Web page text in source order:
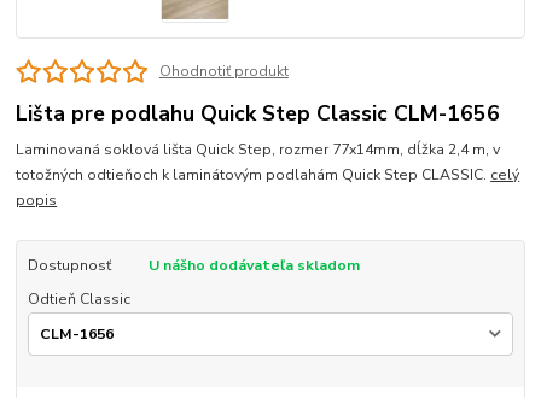
Ohodnotiť produkt
Lišta pre podlahu Quick Step Classic CLM-1656
Laminovaná soklová lišta Quick Step, rozmer 77x14mm, dĺžka 2,4 m, v
totožných odtieňoch k laminátovým podlahám Quick Step CLASSIC. celý
popis
Dostupnosť
U nášho dodávateľa skladom
Odtieň Classic